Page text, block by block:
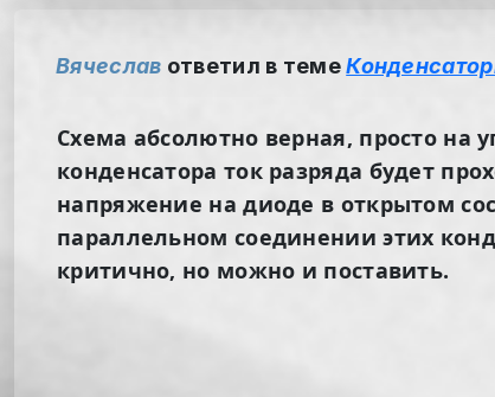
Вячеслав ответил в теме
Схема абсолютно верная, просто на
конденсатора ток разряда будет
напряжение на диоде в открытом
параллельном соединении этих
критично, но можно и поставить.